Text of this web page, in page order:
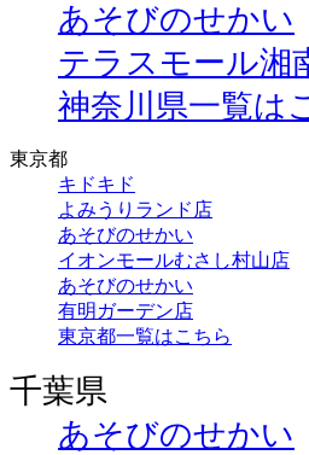
あそびのせかい
テラスモール湘
神奈川県一覧は
東京都
キドキド
よみうりランド店
あそびのせかい
イオンモールむさし村山店
あそびのせかい
有明ガーデン店
東京都一覧はこちら
千葉県
あそびのせかい